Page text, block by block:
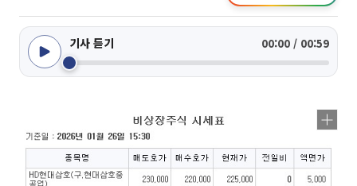
기사 듣기 00:00 / 00:59